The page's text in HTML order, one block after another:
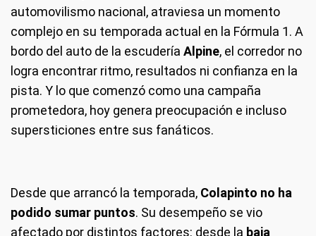
automovilismo nacional, atraviesa un momento
complejo en su temporada actual en la Fórmula 1. A
bordo del auto de la escudería Alpine, el corredor no
logra encontrar ritmo, resultados ni confianza en la
pista. Y lo que comenzó como una campaña
prometedora, hoy genera preocupación e incluso
supersticiones entre sus fanáticos.
Desde que arrancó la temporada, Colapinto no ha
podido sumar puntos. Su desempeño se vio
afectado por distintos factores: desde la baja